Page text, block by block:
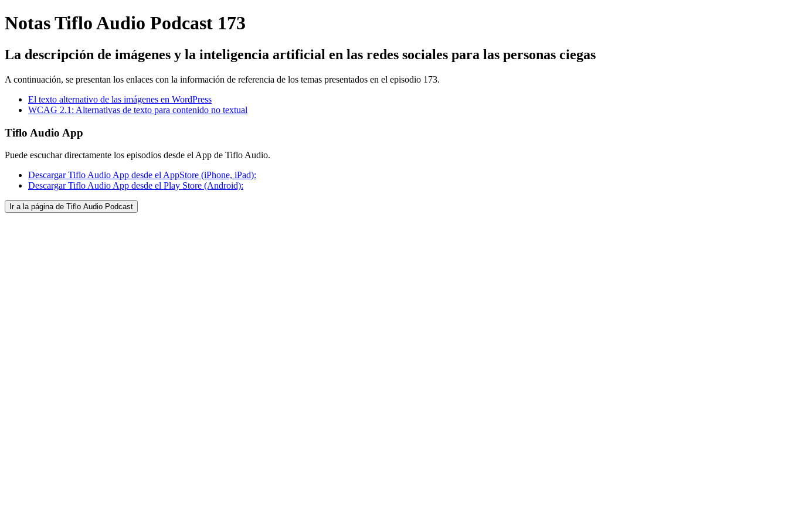
Notas Tiflo Audio Podcast 173
La descripción de imágenes y la inteligencia artificial en las redes sociales para las personas ciegas
A continuación, se presentan los enlaces con la información de referencia de los temas presentados en el episodio 173.
El texto alternativo de las imágenes en WordPress
WCAG 2.1: Alternativas de texto para contenido no textual
Tiflo Audio App
Puede escuchar directamente los episodios desde el App de Tiflo Audio.
Descargar Tiflo Audio App desde el AppStore (iPhone, iPad):
Descargar Tiflo Audio App desde el Play Store (Android):
Ir a la página de Tiflo Audio Podcast